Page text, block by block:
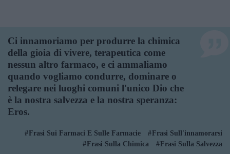
Ci innamoriamo per produrre la chimica
della gioia di vivere, terapeutica come
nessun altro farmaco, e ci ammaliamo
quando vogliamo condurre, dominare o
relegare nei luoghi comuni l'unico Dio che
è la nostra salvezza e la nostra speranza:
Eros.
Frasi Sui Farmaci E Sulle Farmacie
Frasi Sull'innamorarsi
Frasi Sulla Chimica
Frasi Sulla Salvezza